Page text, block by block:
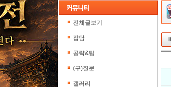
전체글보기
잡담
공략&팁
(구)질문
갤러리